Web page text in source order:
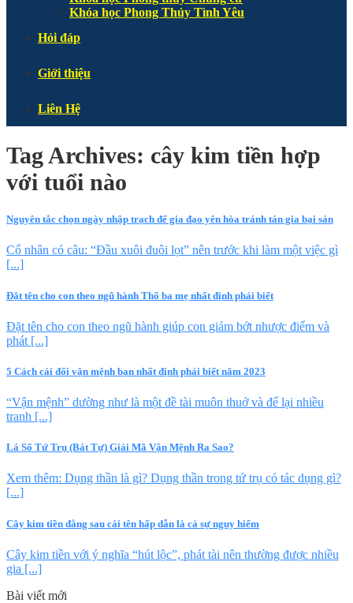
Khóa học Phong Thủy Tình Yêu
Hỏi đáp
Giới thiệu
Liên Hệ
Tag Archives: cây kim tiền hợp
với tuổi nào
Nguyên tắc chọn ngày nhập trạch để gia đạo yên hòa tránh tán gia bại sản
Cổ nhân có câu: “Đầu xuôi đuôi lọt” nên trước khi làm một việc gì
[...]
Đặt tên cho con theo ngũ hành Thổ ba mẹ nhất định phải biết
Đặt tên cho con theo ngũ hành giúp con giảm bớt nhược điểm và
phát [...]
5 Cách cải đổi vận mệnh bạn nhất định phải biết năm 2023
“Vận mệnh” dường như là một đề tài muôn thuở và để lại nhiều
tranh [...]
Lá Số Tứ Trụ (Bát Tự) Giải Mã Vận Mệnh Ra Sao?
Xem thêm: Dụng thần là gì? Dụng thần trong tứ trụ có tác dụng gì?
[...]
Cây kim tiền đằng sau cái tên hấp dẫn là cả sự nguy hiểm
Cây kim tiền với ý nghĩa “hút lộc”, phát tài nên thường được nhiều
gia [...]
Bài viết mới